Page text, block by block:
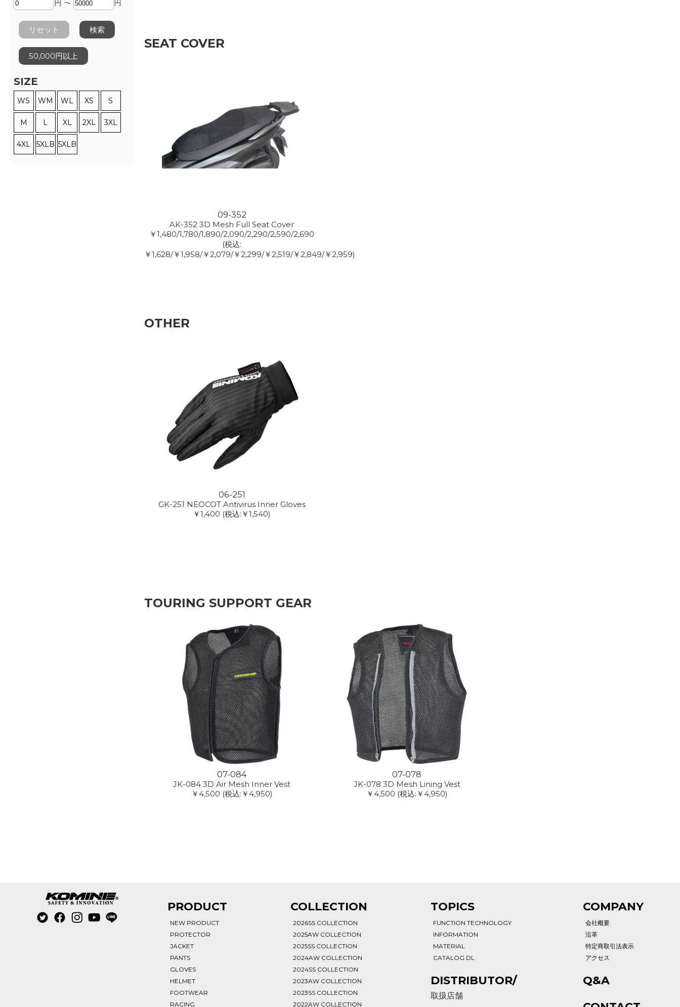
円 ～ 円
リセット 検索
50,000円以上
SIZE
WS WM WL XS S
M L XL 2XL 3XL
4XL 5XLB 5XLB
SEAT COVER
09-352
AK-352 3D Mesh Full Seat Cover
￥1,480/1,780/1,890/2,090/2,290/2,590/2,690
(税込:
￥1,628/￥1,958/￥2,079/￥2,299/￥2,519/￥2,849/￥2,959)
OTHER
06-251
GK-251 NEOCOT Antivirus Inner Gloves
￥1,400 (税込:￥1,540)
TOURING SUPPORT GEAR
07-084
JK-084 3D Air Mesh Inner Vest
￥4,500 (税込:￥4,950)
07-078
JK-078 3D Mesh Lining Vest
￥4,500 (税込:￥4,950)
PRODUCT
NEW PRODUCT
PROTECTOR
JACKET
PANTS
GLOVES
HELMET
FOOTWEAR
RACING
COLLECTION
2026SS COLLECTION
2025AW COLLECTION
2025SS COLLECTION
2024AW COLLECTION
2024SS COLLECTION
2023AW COLLECTION
2023SS COLLECTION
2022AW COLLECTION
TOPICS
FUNCTION TECHNOLOGY
INFORMATION
MATERIAL
CATALOG DL
DISTRIBUTOR/
取扱店舗
COMPANY
会社概要
沿革
特定商取引法表示
アクセス
Q&A